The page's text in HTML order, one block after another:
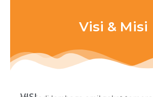
Visi & Misi